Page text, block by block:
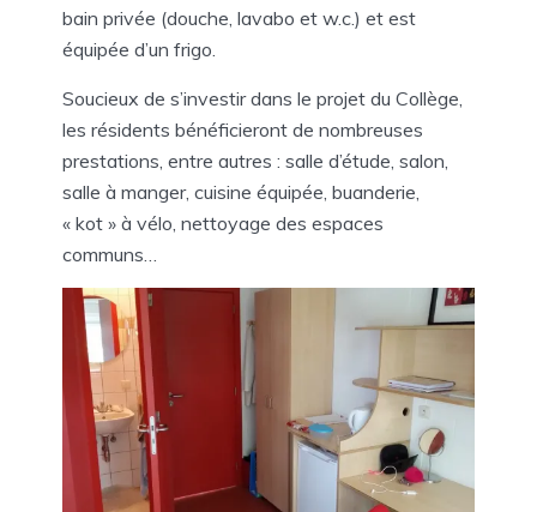
bain privée (douche, lavabo et w.c.) et est
équipée d’un frigo.
Soucieux de s’investir dans le projet du Collège,
les résidents bénéficieront de nombreuses
prestations, entre autres : salle d’étude, salon,
salle à manger, cuisine équipée, buanderie,
« kot » à vélo, nettoyage des espaces
communs…